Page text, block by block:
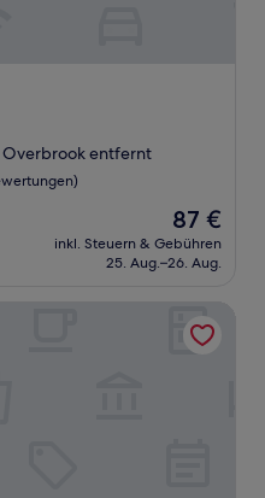
Overbrook entfernt
Der
Preis
beträgt
87 €
inkl. Steuern & Gebühren
25. Aug.–26. Aug.